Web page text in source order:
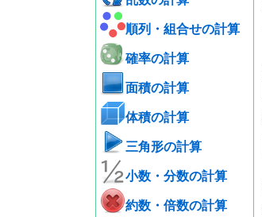
順列・組合せの計算
確率の計算
面積の計算
体積の計算
三角形の計算
小数・分数の計算
約数・倍数の計算